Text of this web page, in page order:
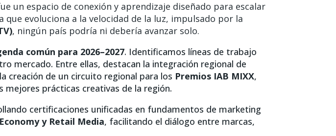
un espacio de conexión y aprendizaje diseñado para escalar
que evoluciona a la velocidad de la luz, impulsado por la
, ningún país podría ni debería avanzar solo.
común para 2026–2027. Identificamos líneas de trabajo
mercado. Entre ellas, destacan la integración regional de
de un circuito regional para los Premios IAB MIXX,
prácticas creativas de la región.
certificaciones unificadas en fundamentos de marketing
y Retail Media, facilitando el diálogo entre marcas,